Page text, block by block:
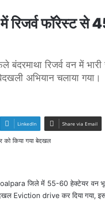
फॉरेस्ट से
रिजर्व वन में भारी
अभियान चलाया गया।
LinkedIn Share via Email
जिले में 55-60 हेक्टेयर वन
Eviction drive कर दिया गया, इस